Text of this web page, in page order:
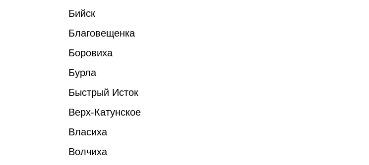
Бийск
Благовещенка
Боровиха
Бурла
Быстрый Исток
Верх-Катунское
Власиха
Волчиха